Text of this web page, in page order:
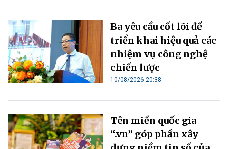
Ba yêu cầu cốt lõi để
triển khai hiệu quả các
nhiệm vụ công nghệ
chiến lược
10/08/2026 20:38
Tên miền quốc gia
“.vn” góp phần xây